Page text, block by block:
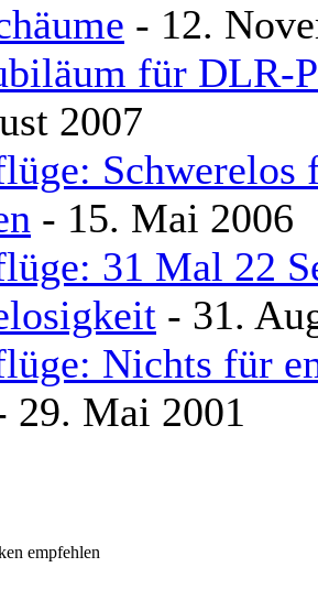
- 12.
für DLR-
2007
Schwerelos
- 15. Mai 2006
31 Mal 22
- 31.
Nichts für
29. Mai 2001